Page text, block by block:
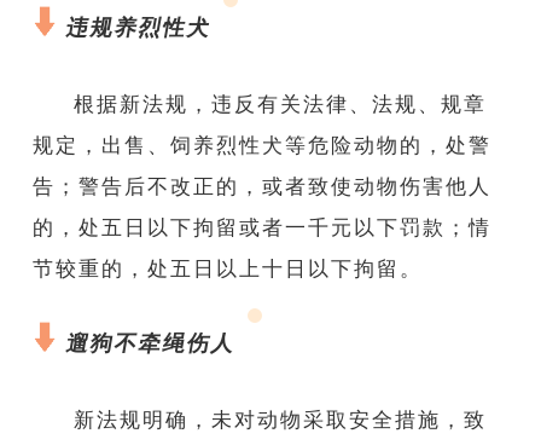
违规养烈性犬
根据新法规，违反有关法律、法规、规章
规定，出售、饲养烈性犬等危险动物的，处警
告；警告后不改正的，或者致使动物伤害他人
的，处五日以下拘留或者一千元以下罚款；情
节较重的，处五日以上十日以下拘留。
遛狗不牵绳伤人
新法规明确，未对动物采取安全措施，致